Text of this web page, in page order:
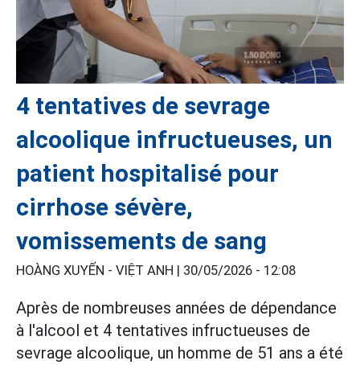
4 tentatives de sevrage
alcoolique infructueuses, un
patient hospitalisé pour
cirrhose sévère,
vomissements de sang
HOÀNG XUYẾN - VIỆT ANH | 30/05/2026 - 12:08
Après de nombreuses années de dépendance
à l'alcool et 4 tentatives infructueuses de
sevrage alcoolique, un homme de 51 ans a été